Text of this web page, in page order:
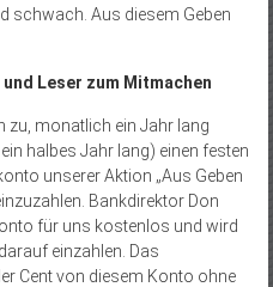
schwach. Aus diesem Geben
Leser zum Mitmachen
zu, monatlich ein Jahr lang
halbes Jahr lang) einen festen
unserer Aktion „Aus Geben
Bankdirektor Don
für uns kostenlos und wird
einzahlen. Das
Cent von diesem Konto ohne